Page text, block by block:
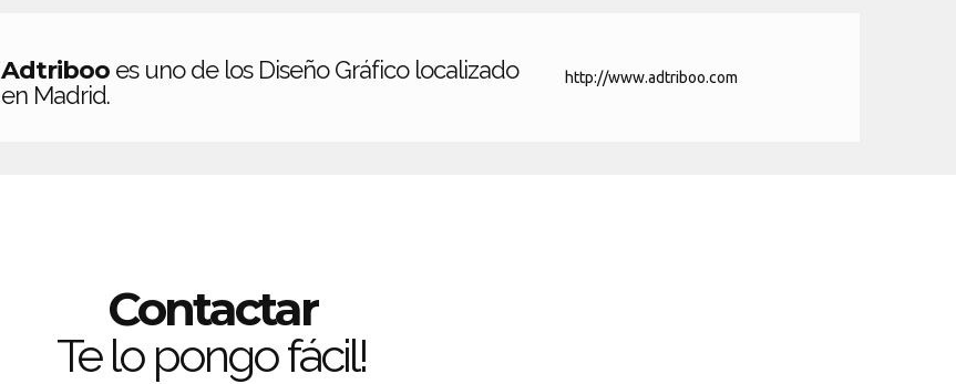
Adtriboo es uno de los Diseño Gráfico localizado
en Madrid.
http://www.adtriboo.com
Contactar
Te lo pongo fácil!